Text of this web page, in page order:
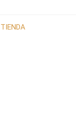
TIENDA